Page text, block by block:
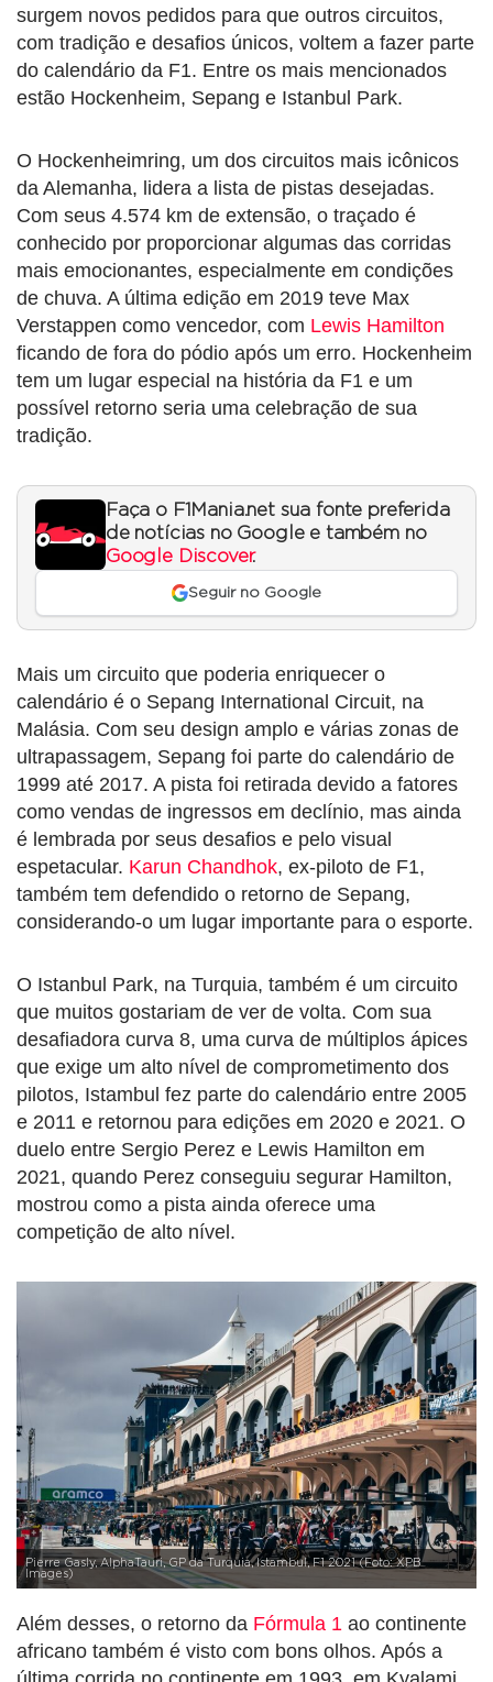
surgem novos pedidos para que outros circuitos,
com tradição e desafios únicos, voltem a fazer parte
do calendário da F1. Entre os mais mencionados
estão Hockenheim, Sepang e Istanbul Park.
O Hockenheimring, um dos circuitos mais icônicos
da Alemanha, lidera a lista de pistas desejadas.
Com seus 4.574 km de extensão, o traçado é
conhecido por proporcionar algumas das corridas
mais emocionantes, especialmente em condições
de chuva. A última edição em 2019 teve Max
Verstappen como vencedor, com Lewis Hamilton
ficando de fora do pódio após um erro. Hockenheim
tem um lugar especial na história da F1 e um
possível retorno seria uma celebração de sua
tradição.
Faça o F1Mania.net sua fonte preferida
de notícias no Google e também no
Google Discover.
Seguir no Google
Mais um circuito que poderia enriquecer o
calendário é o Sepang International Circuit, na
Malásia. Com seu design amplo e várias zonas de
ultrapassagem, Sepang foi parte do calendário de
1999 até 2017. A pista foi retirada devido a fatores
como vendas de ingressos em declínio, mas ainda
é lembrada por seus desafios e pelo visual
espetacular. Karun Chandhok, ex-piloto de F1,
também tem defendido o retorno de Sepang,
considerando-o um lugar importante para o esporte.
O Istanbul Park, na Turquia, também é um circuito
que muitos gostariam de ver de volta. Com sua
desafiadora curva 8, uma curva de múltiplos ápices
que exige um alto nível de comprometimento dos
pilotos, Istambul fez parte do calendário entre 2005
e 2011 e retornou para edições em 2020 e 2021. O
duelo entre Sergio Perez e Lewis Hamilton em
2021, quando Perez conseguiu segurar Hamilton,
mostrou como a pista ainda oferece uma
competição de alto nível.
Pierre Gasly, AlphaTauri, GP da Turquia, Istambul, F1 2021 (Foto: XPB
Images)
Além desses, o retorno da Fórmula 1 ao continente
africano também é visto com bons olhos. Após a